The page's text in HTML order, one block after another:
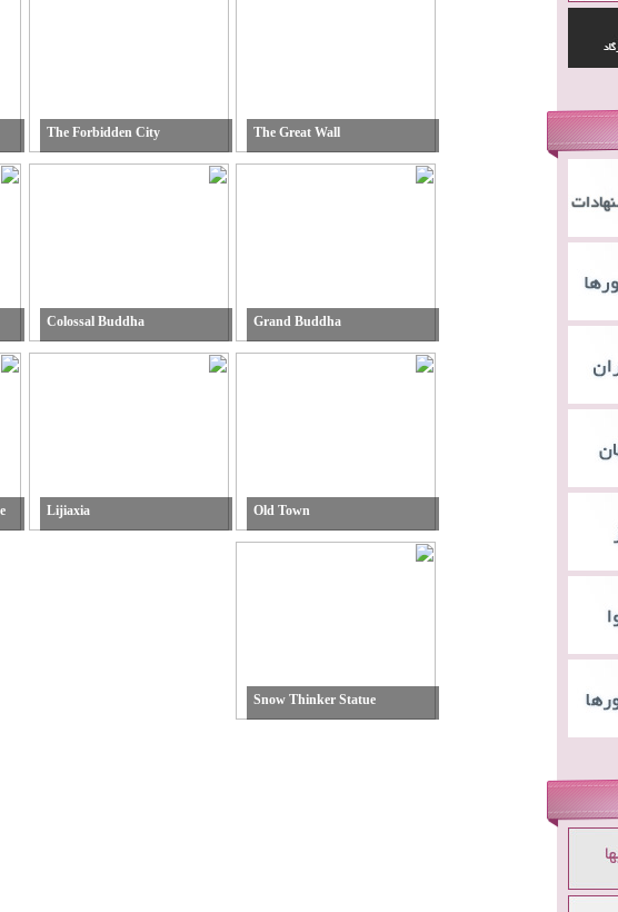
The Great Wall
The Forbidden City
Grand Buddha
Colossal Buddha
Old Town
Lijiaxia
Snow Thinker Statue